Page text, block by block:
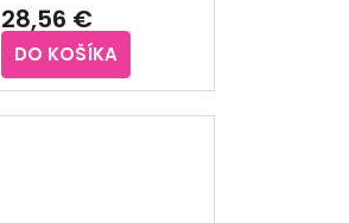
produktu
je
5,0
z
5
28,56 €
DO KOŠÍKA